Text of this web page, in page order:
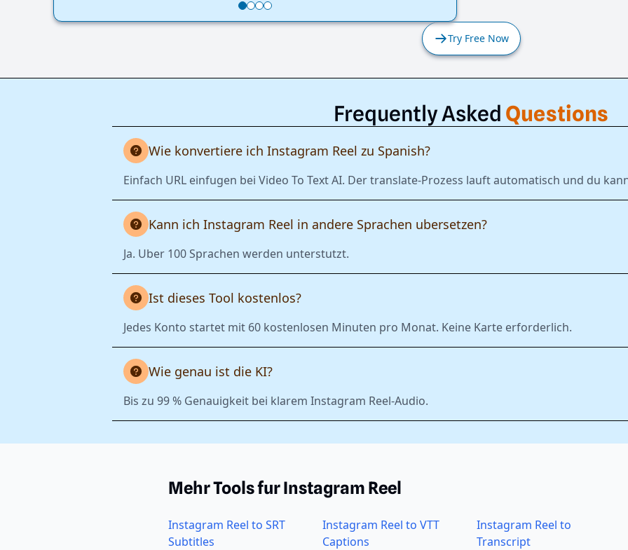
Try Free Now
Frequently Asked Questions
Wie konvertiere ich Instagram Reel zu Spanish?
Einfach URL einfugen bei Video To Text AI. Der translate-Prozess lauft automatisch und du
Kann ich Instagram Reel in andere Sprachen ubersetzen?
Ja. Uber 100 Sprachen werden unterstutzt.
Ist dieses Tool kostenlos?
Jedes Konto startet mit 60 kostenlosen Minuten pro Monat. Keine Karte erforderlich.
Wie genau ist die KI?
Bis zu 99 % Genauigkeit bei klarem Instagram Reel-Audio.
Mehr Tools fur Instagram Reel
Instagram Reel to SRT
Subtitles
Instagram Reel to VTT
Captions
Instagram Reel to
Transcript